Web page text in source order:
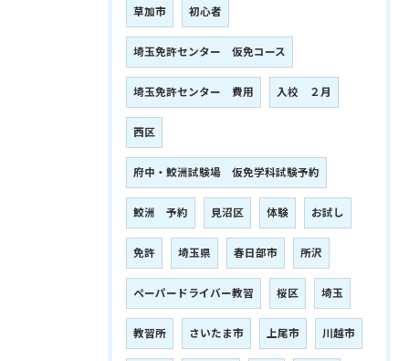
草加市 初心者
埼玉免許センター 仮免コース
埼玉免許センター 費用 入校 ２月
西区
府中・鮫洲試験場 仮免学科試験予約
鮫洲 予約 見沼区 体験 お試し
免許 埼玉県 春日部市 所沢
ペーパードライバー教習 桜区 埼玉
教習所 さいたま市 上尾市 川越市